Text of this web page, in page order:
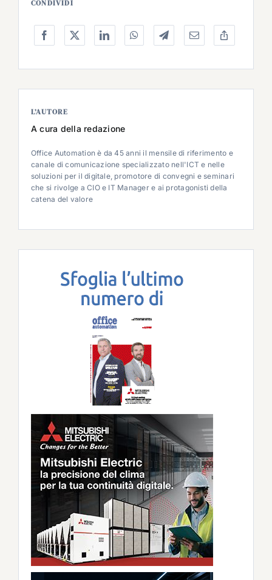
CONDIVIDI
L’AUTORE
A cura della redazione
Office Automation è da 45 anni il mensile di riferimento e
canale di comunicazione specializzato nell'ICT e nelle
soluzioni per il digitale, promotore di convegni e seminari
che si rivolge a CIO e IT Manager e ai protagonisti della
catena del valore